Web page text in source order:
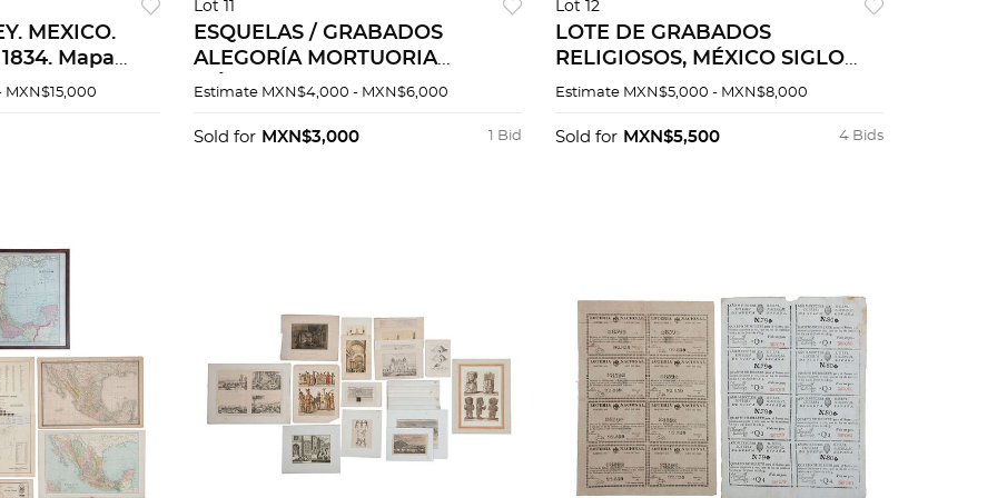
MEXICO.
Mapa
24.7 x 31
MXN$15,000
Lot 11
ESQUELAS / GRABADOS
ALEGORÍA MORTUORIA
MÉXICO, SIGLO XIX. Manuel de
Rodriguez Puebla / Francisco
Estimate MXN$4,000 - MXN$6,000
1 Bid
Sold for MXN$3,000
Lot 12
LOTE DE GRABADOS
RELIGIOSOS, MÉXICO SIGLO
XVII Y XVIII. Grabados, 15 h. + 1
Estimate MXN$5,000 - MXN$8,000
4 Bids
Sold for MXN$5,500